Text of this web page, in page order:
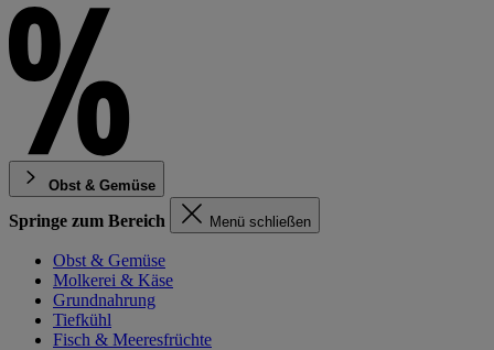
Obst & Gemüse
Springe zum Bereich Menü schließen
Obst & Gemüse
Molkerei & Käse
Grundnahrung
Tiefkühl
Fisch & Meeresfrüchte